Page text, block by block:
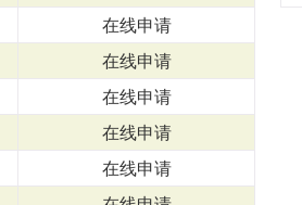
在线申请
在线申请
在线申请
在线申请
在线申请